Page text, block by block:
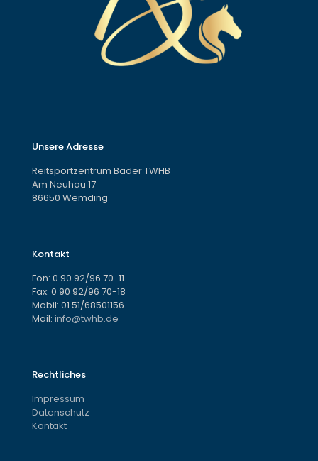
Unsere Adresse
Reitsportzentrum Bader TWHB
Am Neuhau 17
86650 Wemding
Kontakt
Fon: 0 90 92/96 70-11
Fax: 0 90 92/96 70-18
Mobil: 01 51/68501156
Mail: info@twhb.de
Rechtliches
Impressum
Datenschutz
Kontakt